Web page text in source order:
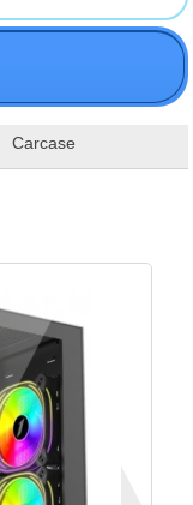
Carcase